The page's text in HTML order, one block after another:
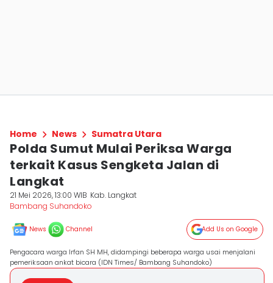
Home News Sumatra Utara
Polda Sumut Mulai Periksa Warga
terkait Kasus Sengketa Jalan di
Langkat
21 Mei 2026, 13:00 WIB Kab. Langkat
Bambang Suhandoko
News Channel Add Us on Google
Pengacara warga Irfan SH MH, didampingi beberapa warga usai menjalani
pemeriksaan ankat bicara (IDN Times/ Bambang Suhandoko)